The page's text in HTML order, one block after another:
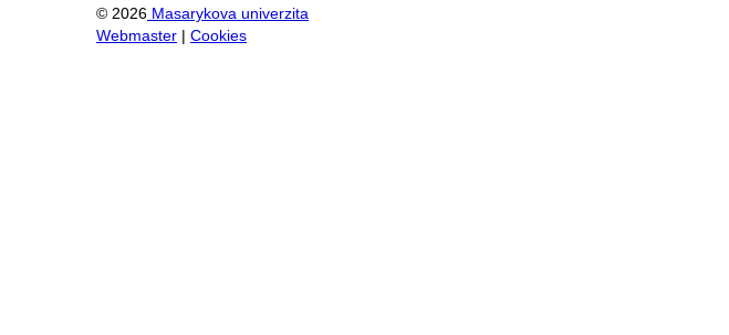
© 2026 Masarykova univerzita
Webmaster
Cookies